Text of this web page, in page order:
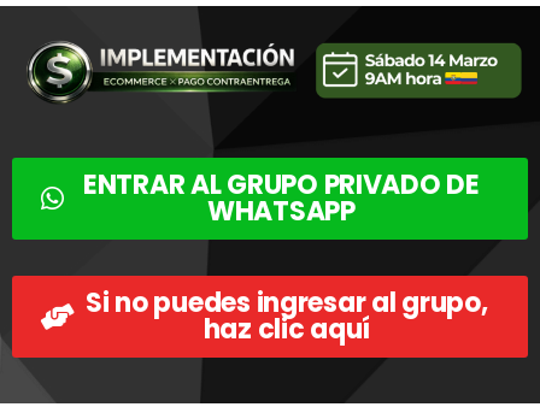
ENTRAR AL GRUPO PRIVADO DE
WHATSAPP
Si no puedes ingresar al grupo,
haz clic aquí